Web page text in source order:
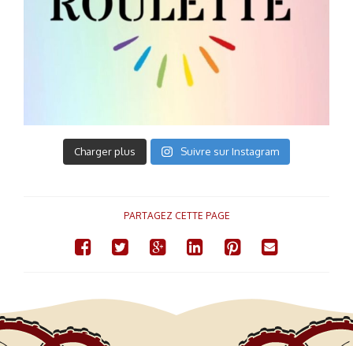
Charger plus Suivre sur Instagram
PARTAGEZ CETTE PAGE